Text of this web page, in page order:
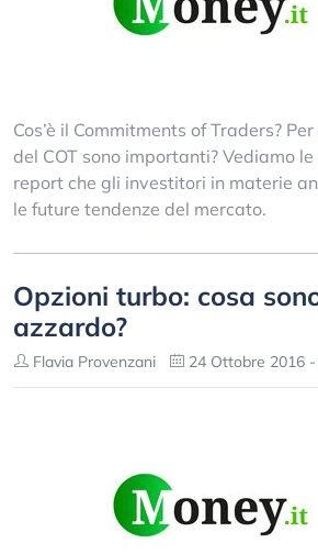
Cos’è il Commitments of Traders?
del COT sono importanti? Vediamo
report che gli investitori in materie
le future tendenze del mercato.
Opzioni turbo: cosa
azzardo?
Flavia Provenzani 24 Ottobre 2016